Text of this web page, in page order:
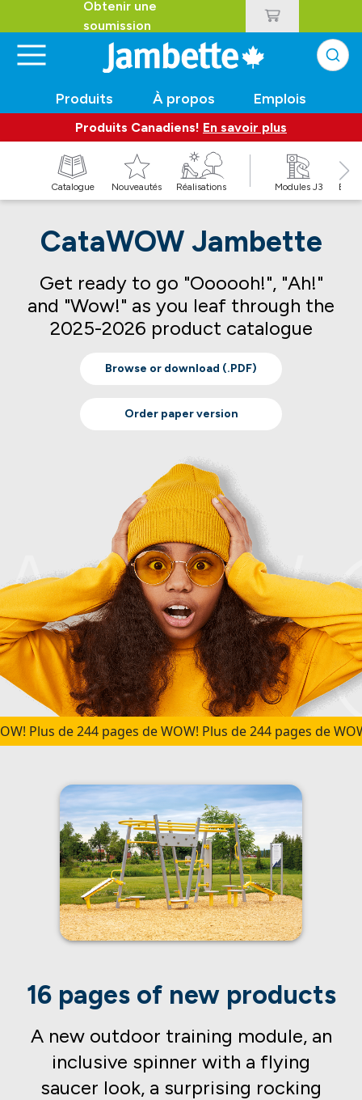
Obtenir une
soumission
Produits À propos Emplois
Produits Canadiens! En savoir plus
Catalogue Nouveautés Réalisations Modules J3
CataWOW Jambette
Get ready to go "Oooooh!", "Ah!"
and "Wow!" as you leaf through the
2025-2026 product catalogue
Browse or download (.PDF)
Order paper version
de 244 pages de WOW! Plus de 244 pages de WOW!
16 pages of new products
A new outdoor training module, an
inclusive spinner with a flying
saucer look, a surprising rocking